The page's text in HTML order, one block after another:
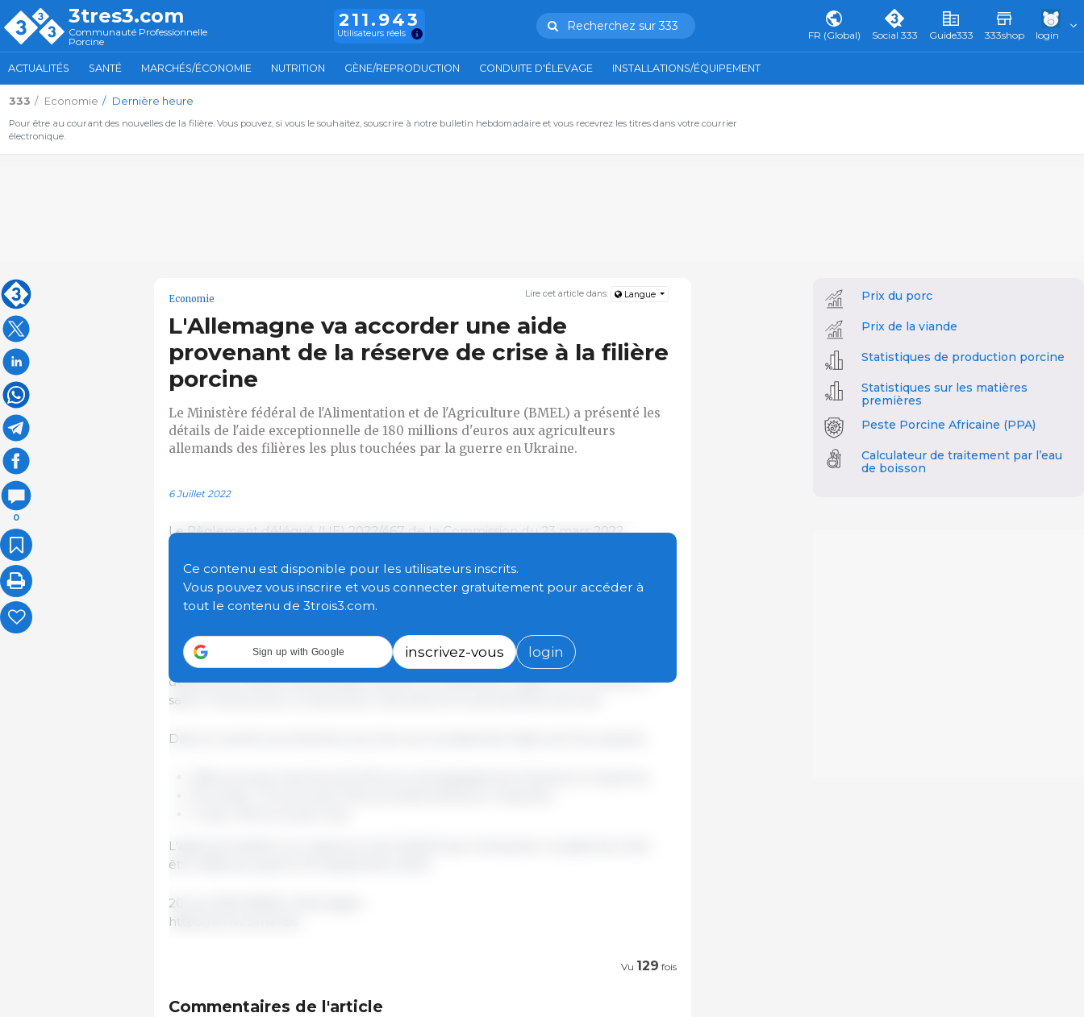
3tres3.com
Communauté Professionnelle
Porcine
211.943
Utilisateurs réels
Recherchez sur 333
FR (Global) Social 333 Guide333 333shop login
ACTUALITÉS SANTÉ MARCHÉS/ÉCONOMIE NUTRITION GÈNE/REPRODUCTION CONDUITE D'ÉLEVAGE INSTALLATIONS/ÉQUIPEMENT
333 Economie Dernière heure
Pour être au courant des nouvelles de la filière. Vous pouvez, si vous le souhaitez, souscrire à notre bulletin hebdomadaire et vous recevrez les titres dans votre courrier
électronique.
0
Lire cet article dans: Langue
Economie
L'Allemagne va accorder une aide
provenant de la réserve de crise à la filière
porcine
Le Ministère fédéral de l'Alimentation et de l'Agriculture (BMEL) a présenté les
détails de l'aide exceptionnelle de 180 millions d'euros aux agriculteurs
allemands des filières les plus touchées par la guerre en Ukraine.
6 Juillet 2022
Le Règlement délégué (UE) 2022/467 de la Commission du 23 mars 2022
agricoles fournira aux États membres un total de 500 millions d'euros de soutien
de l'UE aux agriculteurs pour contrer les effets de la guerre en Ukraine.
le gouvernement fédéral fournira 120 millions d'euros supplémentaires, ce qui
signifie que la réserve de crise disposera d'un total de 180 millions d'euros
destinés aux filières allemandes les plus touchées par la guerre en Ukraine, à
savoir l'horticulture, la viticulture, l'aviculture et la production porcine.
Dans le cas de la production porcine, les montants de l'aide sont les suivants :
L'aide est limitée à un maximum de 15.000 € par entreprise. Le paiement doit
être effectué avant le 30 septembre 2022.
20 juin 2022/ BMEL/ Allemagne.
https://www.bmel.de
Ce contenu est disponible pour les utilisateurs inscrits.
Vous pouvez vous inscrire et vous connecter gratuitement pour accéder à
tout le contenu de 3trois3.com.
Sign up with Google inscrivez-vous login
Vu 129 fois
Commentaires de l'article
Prix du porc
Prix de la viande
Statistiques de production porcine
Statistiques sur les matières
premières
Peste Porcine Africaine (PPA)
Calculateur de traitement par l’eau
de boisson